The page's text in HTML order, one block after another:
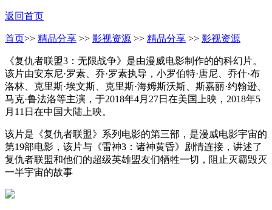
返回首页
首页>> 精品分享 >> 影视资源 >> 精品分享 >> 影视资源
《复仇者联盟3：无限战争》是由漫威电影制作的的科幻片。
该片由安东尼·罗素、乔·罗素执导，小罗伯特·唐尼、乔什·布
洛林、克里斯·埃文斯、克里斯·海姆斯沃斯、斯嘉丽·约翰逊、
马克·鲁法洛等主演，于2018年4月27日在美国上映，2018年5
月11日在中国大陆上映。
该片是《复仇者联盟》系列电影的第三部，是漫威电影宇宙的
第19部电影，该片与《雷神3：诸神黄昏》剧情连接，讲述了
复仇者联盟和他们的超级英雄盟友们牺牲一切，阻止灭霸毁灭
一半宇宙的故事